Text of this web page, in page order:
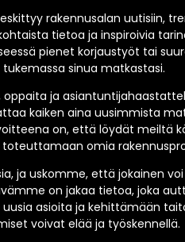
rakennusalan uutisiin,
tietoa ja inspiroivia
pienet korjaustyöt tai
tukemassa sinua matkastasi.
ja
kaiken aina uusimmista
on, että löydät meiltä
omia
ja uskomme, että jokainen
on jakaa tietoa, joka
asioita ja kehittämään
voivat elää ja työskennellä.